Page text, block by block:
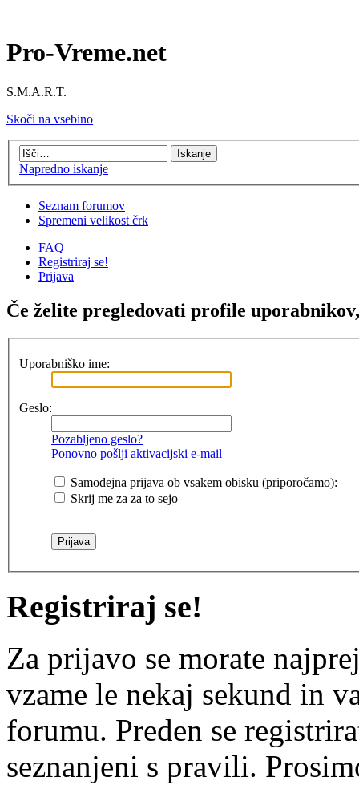
Pro-Vreme.net
S.M.A.R.T.
Skoči na vsebino
Napredno iskanje
Seznam forumov
Spremeni velikost črk
FAQ
Registriraj se!
Prijava
Če želite pregledovati profile
Uporabniško ime:
Geslo:
Pozabljeno geslo?
Ponovno pošlji aktivacijski e-mail
Samodejna prijava ob vsakem obisku (priporočamo):
Skrij me za za to sejo
Registriraj se!
Za prijavo se morate
vzame le nekaj sekund in
forumu. Preden se
seznanjeni s pravili.